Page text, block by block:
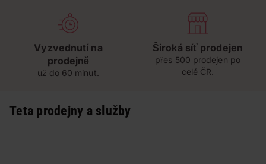
Vyzvednutí na
prodejně
už do 60 minut.
Široká síť prodejen
přes 500 prodejen po
celé ČR.
Teta prodejny a služby